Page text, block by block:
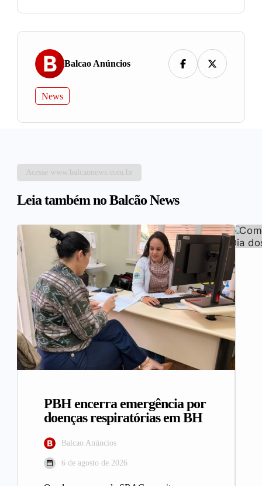
Balcao Anúncios
News
Acesse www.balcaonews.com.br
Leia também no Balcão News
PBH encerra emergência por
doenças respiratórias em BH
Balcao Anúncios
6 de agosto de 2026